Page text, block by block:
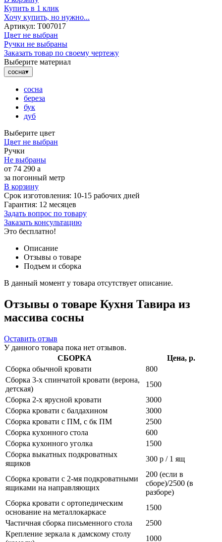
Купить в 1 клик
Хочу купить, но нужно...
Артикул: Т007017
Цвет не выбран
Ручки не выбраны
Заказать товар по своему чертежу
Выберите материал
сосна▾
сосна
береза
бук
дуб
Выберите цвет
Цвет не выбран
Ручки
Не выбраны
от 74 290 a
за погонный метр
В корзину
Срок изготовления: 10-15 рабочих дней
Гарантия: 12 месяцев
Задать вопрос по товару
Заказать консультацию
Это бесплатно!
Описание
Отзывы о товаре
Подъем и сборка
В данный момент у товара отсутствует описание.
Отзывы о товаре Кухня Тавира из
массива сосны
Оставить отзыв
У данного товара пока нет отзывов.
СБОРКА
Цена, р.
Сборка обычной кровати
800
Сборка 3-х спинчатой кровати (верона,
детская)
1500
Сборка 2-х ярусной кровати
3000
Сборка кровати с балдахином
3000
Сборка кровати с ПМ, с бк ПМ
2500
Сборка кухонного стола
600
Сборка кухонного уголка
1500
Сборка выкатных подкроватных
ящиков
300 р / 1 ящ
Сборка кровати с 2-мя подкроватными
ящиками на направляющих
200 (если в
сборе)/2500 (в
разборе)
Сборка кровати с ортопедическим
основание на металлокаркасе
1500
Частичная сборка письменного стола
2500
Крепление зеркала к дамскому столу
1000